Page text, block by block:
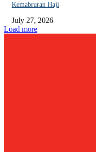
Kemabruran Haji
July 27, 2026
Load more